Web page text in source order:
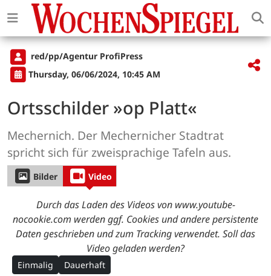
red/pp/Agentur ProfiPress
Thursday, 06/06/2024, 10:45 AM
Ortsschilder »op Platt«
Mechernich. Der Mechernicher Stadtrat
spricht sich für zweisprachige Tafeln aus.
Bilder Video
Durch das Laden des Videos von www.youtube-
nocookie.com werden ggf. Cookies und andere persistente
Daten geschrieben und zum Tracking verwendet. Soll das
Video geladen werden?
Einmalig Dauerhaft